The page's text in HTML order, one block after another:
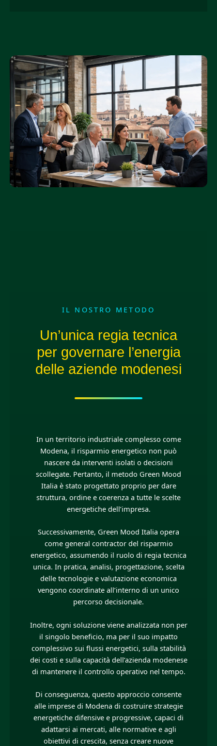
IL NOSTRO METODO
Un’unica regia tecnica
per governare l’energia
delle aziende modenesi
In un territorio industriale complesso come
Modena, il risparmio energetico non può
nascere da interventi isolati o decisioni
scollegate. Pertanto, il metodo Green Mood
Italia è stato progettato proprio per dare
struttura, ordine e coerenza a tutte le scelte
energetiche dell’impresa.
Successivamente, Green Mood Italia opera
come general contractor del risparmio
energetico, assumendo il ruolo di regia tecnica
unica. In pratica, analisi, progettazione, scelta
delle tecnologie e valutazione economica
vengono coordinate all’interno di un unico
percorso decisionale.
Inoltre, ogni soluzione viene analizzata non per
il singolo beneficio, ma per il suo impatto
complessivo sui flussi energetici, sulla stabilità
dei costi e sulla capacità dell’azienda modenese
di mantenere il controllo operativo nel tempo.
Di conseguenza, questo approccio consente
alle imprese di Modena di costruire strategie
energetiche difensive e progressive, capaci di
adattarsi ai mercati, alle normative e agli
obiettivi di crescita, senza creare nuove